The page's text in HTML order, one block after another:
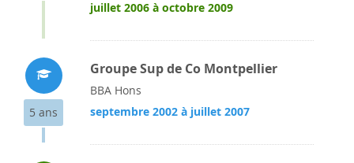
juillet 2006 à octobre 2009
5 ans
Groupe Sup de Co Montpellier
BBA Hons
septembre 2002 à juillet 2007